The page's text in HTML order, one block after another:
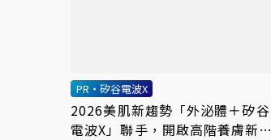
PR・矽谷電波X
2026美肌新趨勢「外泌體＋矽谷
電波X」聯手，開啟高階養膚新世